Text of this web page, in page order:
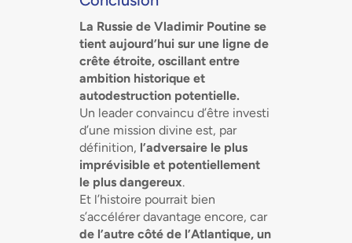
La Russie de Vladimir Poutine se
tient aujourd’hui sur une ligne de
crête étroite, oscillant entre
ambition historique et
autodestruction potentielle.
Un leader convaincu d’être investi
d’une mission divine est, par
définition, l’adversaire le plus
imprévisible et potentiellement
le plus dangereux.
Et l’histoire pourrait bien
s’accélérer davantage encore, car
de l’autre côté de l’Atlantique, un